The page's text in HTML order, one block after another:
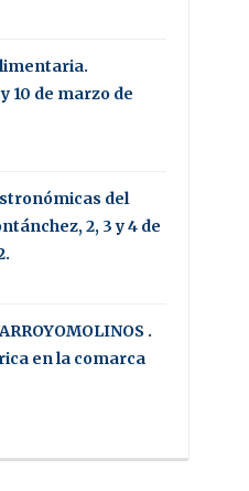
10 de marzo de
del
2, 3 y 4 de
.
en la comarca